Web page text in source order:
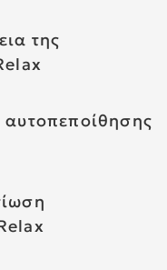
της
αυτοπεποίθησης